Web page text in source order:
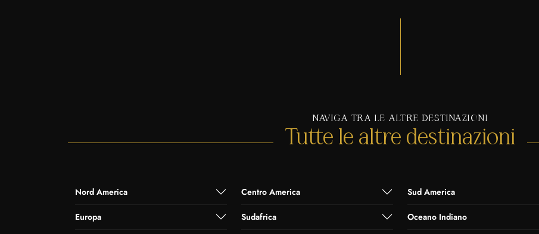
NAVIGA TRA LE ALTRE DESTINAZIONI
Tutte le altre destinazioni
Nord America Centro America Sud America
Europa Sudafrica Oceano Indiano